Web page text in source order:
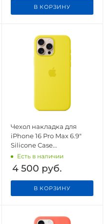
В КОРЗИНУ
Чехол накладка для
iPhone 16 Pro Max 6.9"
Silicone Case
(Button/Magsafe) Star
Fruit
Есть в наличии
4 500 руб.
В КОРЗИНУ